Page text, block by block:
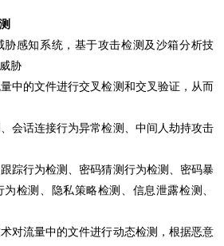
胁感知系统，基于攻击检测及沙箱分析技
胁
中的文件进行交叉检测和交叉验证，从而
会话连接行为异常检测、中间人劫持攻击
踪行为检测、密码猜测行为检测、密码暴
检测、隐私策略检测、信息泄露检测、
对流量中的文件进行动态检测，根据恶意